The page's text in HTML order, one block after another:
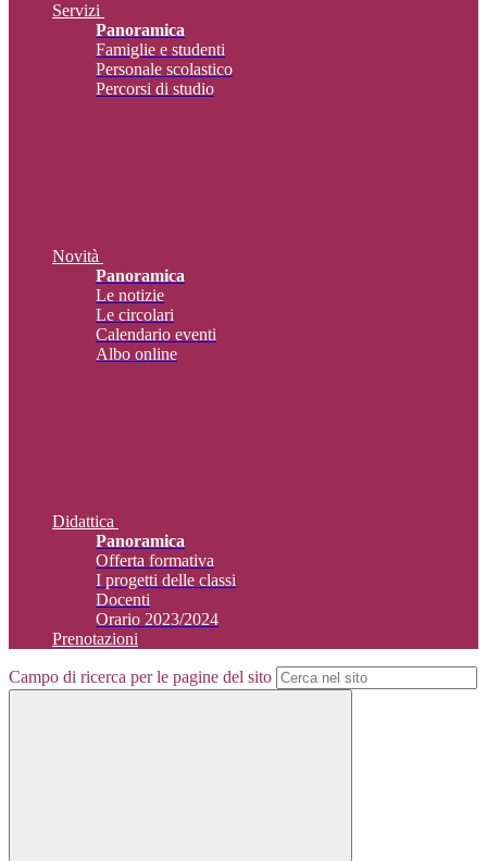
Servizi
Panoramica
Famiglie e studenti
Personale scolastico
Percorsi di studio
Novità
Panoramica
Le notizie
Le circolari
Calendario eventi
Albo online
Didattica
Panoramica
Offerta formativa
I progetti delle classi
Docenti
Orario 2023/2024
Prenotazioni
Campo di ricerca per le pagine del sito